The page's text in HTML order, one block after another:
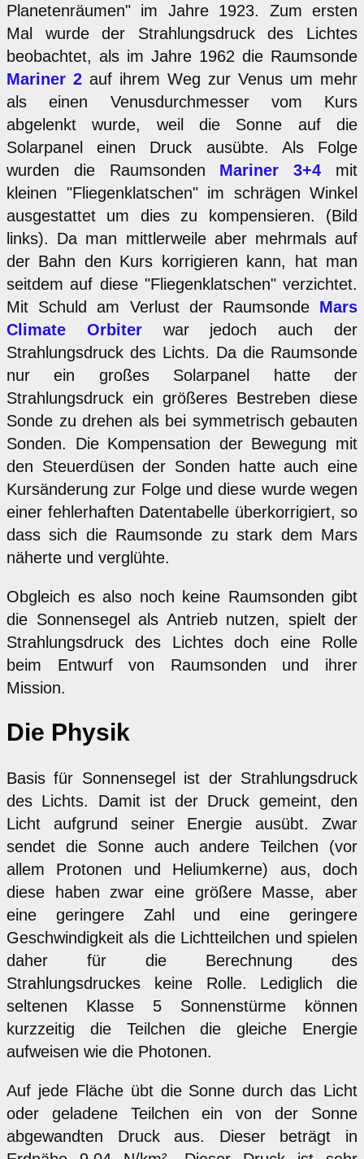
Planetenräumen" im Jahre 1923. Zum ersten
Mal wurde der Strahlungsdruck des Lichtes
beobachtet, als im Jahre 1962 die Raumsonde
Mariner 2 auf ihrem Weg zur Venus um mehr
als einen Venusdurchmesser vom Kurs
abgelenkt wurde, weil die Sonne auf die
Solarpanel einen Druck ausübte. Als Folge
wurden die Raumsonden Mariner 3+4 mit
kleinen "Fliegenklatschen" im schrägen Winkel
ausgestattet um dies zu kompensieren. (Bild
links). Da man mittlerweile aber mehrmals auf
der Bahn den Kurs korrigieren kann, hat man
seitdem auf diese "Fliegenklatschen" verzichtet.
Mit Schuld am Verlust der Raumsonde Mars
Climate Orbiterwar jedoch auch der
Strahlungsdruck des Lichts. Da die Raumsonde
nur ein großes Solarpanel hatte der
Strahlungsdruck ein größeres Bestreben diese
Sonde zu drehen als bei symmetrisch gebauten
Sonden. Die Kompensation der Bewegung mit
den Steuerdüsen der Sonden hatte auch eine
Kursänderung zur Folge und diese wurde wegen
einer fehlerhaften Datentabelle überkorrigiert, so
dass sich die Raumsonde zu stark dem Mars
näherte und verglühte.
Obgleich es also noch keine Raumsonden gibt
die Sonnensegel als Antrieb nutzen, spielt der
Strahlungsdruck des Lichtes doch eine Rolle
beim Entwurf von Raumsonden und ihrer
Mission.
Die Physik
Basis für Sonnensegel ist der Strahlungsdruck
des Lichts. Damit ist der Druck gemeint, den
Licht aufgrund seiner Energie ausübt. Zwar
sendet die Sonne auch andere Teilchen (vor
allem Protonen und Heliumkerne) aus, doch
diese haben zwar eine größere Masse, aber
eine geringere Zahl und eine geringere
Geschwindigkeit als die Lichtteilchen und spielen
daher für die Berechnung des
Strahlungsdruckes keine Rolle. Lediglich die
seltenen Klasse 5 Sonnenstürme können
kurzzeitig die Teilchen die gleiche Energie
aufweisen wie die Photonen.
Auf jede Fläche übt die Sonne durch das Licht
oder geladene Teilchen ein von der Sonne
abgewandten Druck aus. Dieser beträgt in